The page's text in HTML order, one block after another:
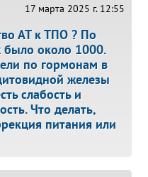
17 марта 2025 г. 12:55
АТ к ТПО ? По
было около 1000.
по гормонам в
железы
слабость и
Что делать,
питания или